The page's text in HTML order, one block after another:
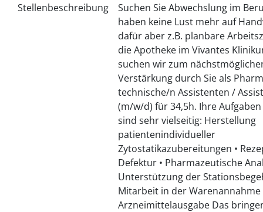
Stellenbeschreibung
Suchen Sie Abwechslung im
haben keine Lust mehr auf
dafür aber z.B. planbare
die Apotheke im Vivantes
suchen wir zum
Verstärkung durch Sie als
technische/n Assistenten /
(m/w/d) für 34,5h. Ihre
sind sehr vielseitig: Herstellung
patientenindividueller
Zytostatikazubereitungen •
Defektur • Pharmazeutische
Unterstützung der
Mitarbeit in der
Arzneimittelausgabe Das